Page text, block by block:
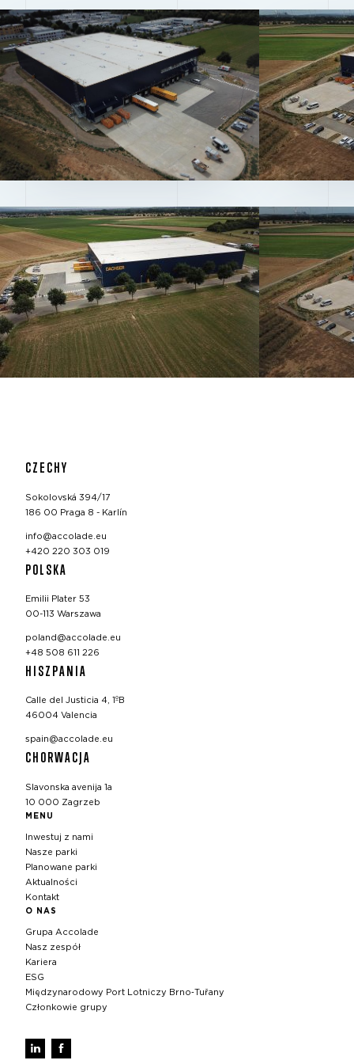
CZECHY
Sokolovská 394/17
186 00 Praga 8 - Karlín
info@accolade.eu
+420 220 303 019
POLSKA
Emilii Plater 53
00-113 Warszawa
poland@accolade.eu
+48 508 611 226
HISZPANIA
Calle del Justicia 4, 1ºB
46004 Valencia
spain@accolade.eu
CHORWACJA
Slavonska avenija 1a
10 000 Zagrzeb
MENU
Inwestuj z nami
Nasze parki
Planowane parki
Aktualności
Kontakt
O NAS
Grupa Accolade
Nasz zespół
Kariera
ESG
Międzynarodowy Port Lotniczy Brno‑Tuřany
Członkowie grupy